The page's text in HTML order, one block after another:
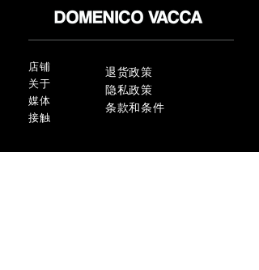
店铺
关于
媒体
接触
退货政策
隐私政策
条款和条件
FLAGSHIP STORES: